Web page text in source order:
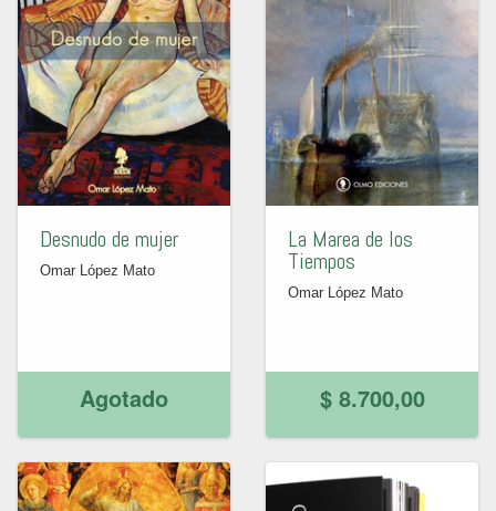
Desnudo de mujer
Omar López Mato
Agotado
La Marea de los
Tiempos
Omar López Mato
$ 8.700,00